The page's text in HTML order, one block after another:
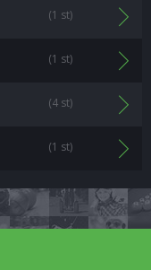
(1 st)
(1 st)
(4 st)
(1 st)